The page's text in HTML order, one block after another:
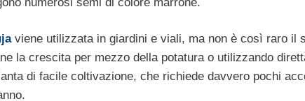
viene utilizzata in giardini e viali, ma non è così raro il
la crescita per mezzo della potatura o utilizzando
di facile coltivazione, che richiede davvero pochi